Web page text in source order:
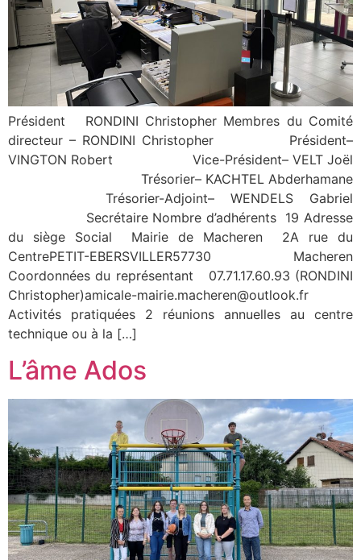
Président RONDINI Christopher Membres du Comité
directeur – RONDINI Christopher Président–
VINGTON Robert Vice-Président– VELT Joël
Trésorier– KACHTEL Abderhamane
Trésorier-Adjoint– WENDELS Gabriel
Secrétaire Nombre d’adhérents 19 Adresse
du siège Social Mairie de Macheren 2A rue du
CentrePETIT-EBERSVILLER57730 Macheren
Coordonnées du représentant 07.71.17.60.93 (RONDINI
Christopher)amicale-mairie.macheren@outlook.fr
Activités pratiquées 2 réunions annuelles au centre
technique ou à la […]
L’âme Ados